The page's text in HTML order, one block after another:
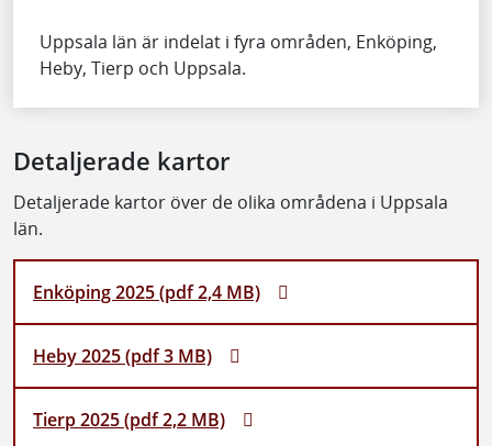
Uppsala län är indelat i fyra områden, Enköping,
Heby, Tierp och Uppsala.
Detaljerade kartor
Detaljerade kartor över de olika områdena i Uppsala
län.
Enköping 2025 (pdf 2,4 MB)
Heby 2025 (pdf 3 MB)
Tierp 2025 (pdf 2,2 MB)